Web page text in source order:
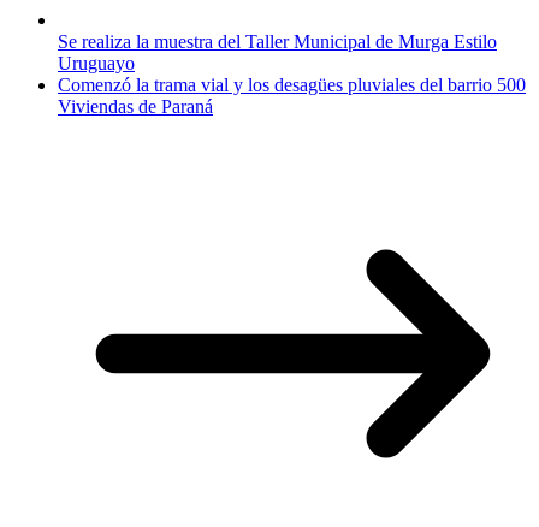
Se realiza la muestra del Taller Municipal de Murga Estilo
Uruguayo
Comenzó la trama vial y los desagües pluviales del barrio 500
Viviendas de Paraná